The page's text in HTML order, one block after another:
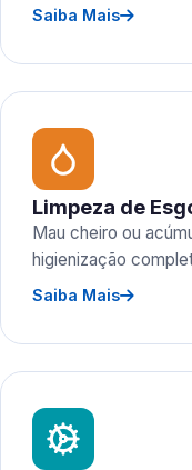
Saiba Mais
Limpeza de
Mau cheiro ou
higienização
Saiba Mais